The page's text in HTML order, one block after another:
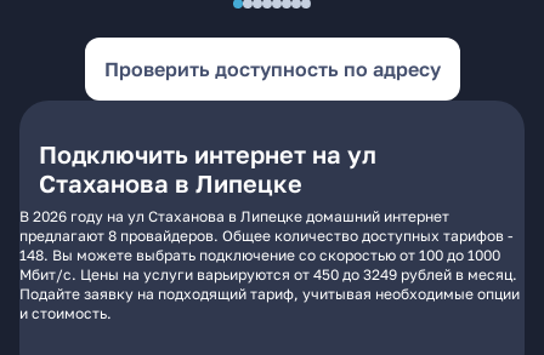
Проверить доступность по адресу
Подключить интернет на ул
Стаханова в Липецке
В 2026 году на ул Стаханова в Липецке домашний интернет
предлагают 8 провайдеров. Общее количество доступных тарифов -
148. Вы можете выбрать подключение со скоростью от 100 до 1000
Мбит/с. Цены на услуги варьируются от 450 до 3249 рублей в месяц.
Подайте заявку на подходящий тариф, учитывая необходимые опции
и стоимость.